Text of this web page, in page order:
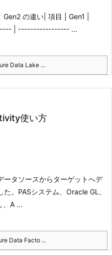
Gen2 の違い | 項目 | Gen1 |
| ----------------- ...
Data Lake ...
使い方
ータソースからターゲットへデ
。 PASシステム、Oracle GL、
、A ...
Data Facto ...